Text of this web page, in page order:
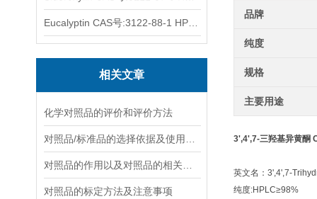
相关文章
化学对照品的评价和评价方法
对照品的标定方法及注意事项
品牌
纯度
规格
主要用途
3',4',7-三羟基异黄酮
英文名：3',4',7-
纯度:HPLC≥98%